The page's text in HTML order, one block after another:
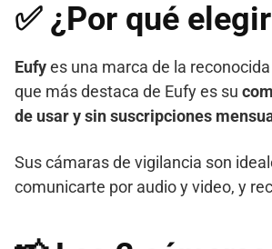
✅ ¿Por qué elegir
Eufyes una marca de la
que más destaca de Eufy es su
de usar y sin suscripciones
Sus cámaras de vigilancia son
comunicarte por audio y video, y